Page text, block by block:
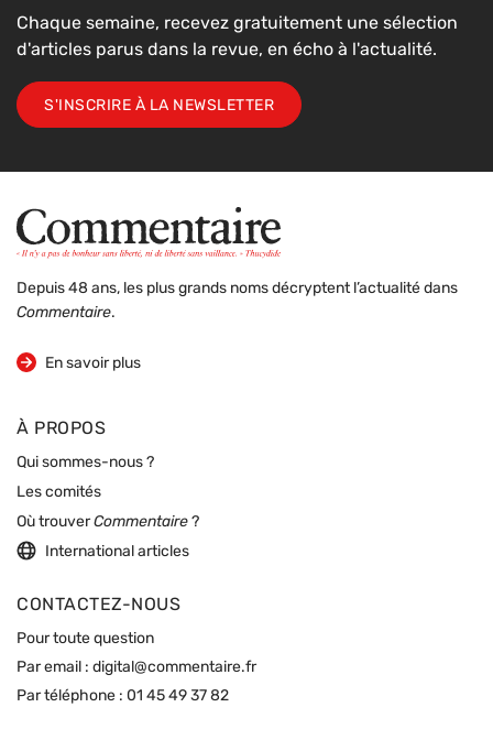
Chaque semaine, recevez gratuitement une sélection
d'articles parus dans la revue, en écho à l'actualité.
S'INSCRIRE À LA NEWSLETTER
Depuis 48 ans, les plus grands noms décryptent l’actualité dans
Commentaire.
En savoir plus
sur la revue
À PROPOS
Qui sommes-nous ?
Les comités
Où trouverCommentaire ?
International articles
CONTACTEZ-NOUS
Pour toute question
Par email : digital@commentaire.fr
Par téléphone : 01 45 49 37 82